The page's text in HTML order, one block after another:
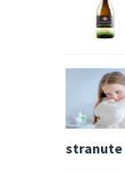
stranute